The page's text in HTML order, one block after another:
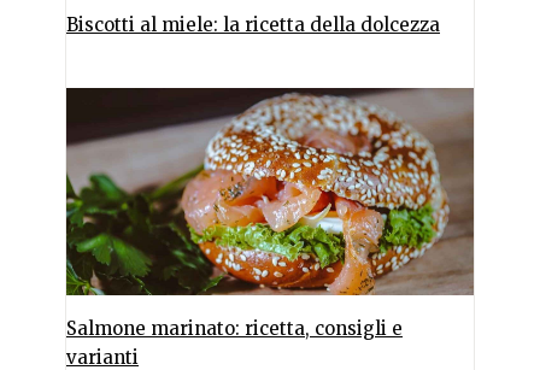
Biscotti al miele: la ricetta della dolcezza
Salmone marinato: ricetta, consigli e
varianti